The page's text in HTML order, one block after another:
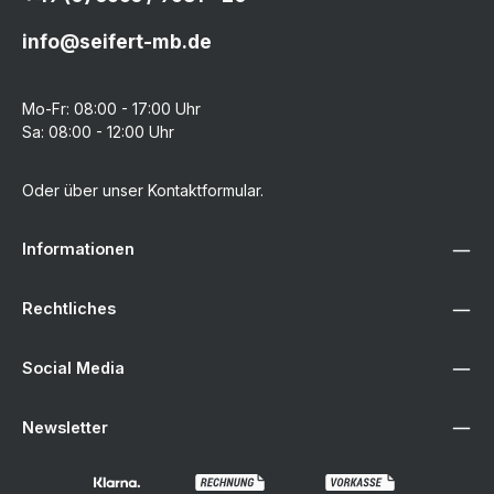
info@seifert-mb.de
Mo-Fr: 08:00 - 17:00 Uhr
Sa: 08:00 - 12:00 Uhr
Oder über unser Kontaktformular.
Informationen
Rechtliches
Social Media
Newsletter